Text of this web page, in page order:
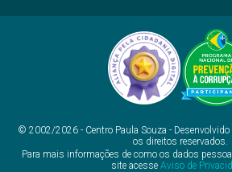
© 2002/2026 - Centro Paula Souza - Desenvolvido
os direitos reservados.
Para mais informações de como os dados
site acesse Aviso de